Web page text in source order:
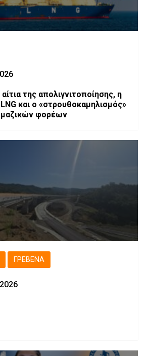
της απολιγνιτοποίησης, η
μαζικών φορέων
ΓΡΕΒΕΝΆ